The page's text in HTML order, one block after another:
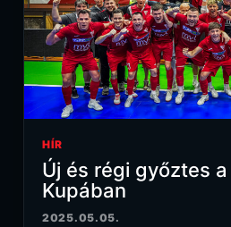
HÍR
Új és régi győztes
Kupában
2025.05.05.